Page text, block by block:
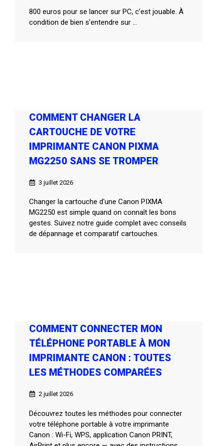
800 euros pour se lancer sur PC, c’est jouable. À
condition de bien s’entendre sur ...
COMMENT CHANGER LA
CARTOUCHE DE VOTRE
IMPRIMANTE CANON PIXMA
MG2250 SANS SE TROMPER
3 juillet 2026
Changer la cartouche d'une Canon PIXMA
MG2250 est simple quand on connaît les bons
gestes. Suivez notre guide complet avec conseils
de dépannage et comparatif cartouches.
COMMENT CONNECTER MON
TÉLÉPHONE PORTABLE À MON
IMPRIMANTE CANON : TOUTES
LES MÉTHODES COMPARÉES
2 juillet 2026
Découvrez toutes les méthodes pour connecter
votre téléphone portable à votre imprimante
Canon : Wi-Fi, WPS, application Canon PRINT,